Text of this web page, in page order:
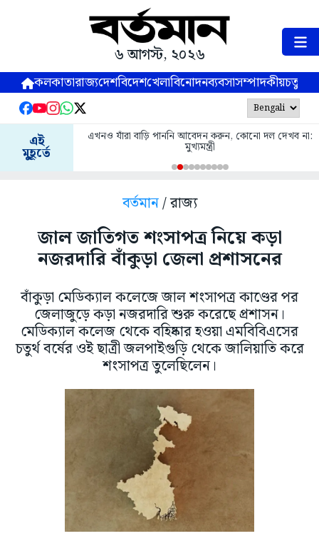
৬ আগস্ট, ২০২৬
কলকাতারাজ্যদেশবিদেশখেলাবিনোদনব্যবসাসম্পাদকীয়
এই
মুহূর্তে
এখনও যাঁরা বাড়ি পাননি আবেদন করুন, কোনো দল দেখব না:
মুখ্যমন্ত্রী
বর্তমান/ রাজ্য
জাল জাতিগত শংসাপত্র নিয়ে কড়া
নজরদারি বাঁকুড়া জেলা প্রশাসনের
বাঁকুড়া মেডিক্যাল কলেজে জাল শংসাপত্র কাণ্ডের পর
জেলাজুড়ে কড়া নজরদারি শুরু করেছে প্রশাসন।
মেডিক্যাল কলেজ থেকে বহিষ্কার হওয়া এমবিবিএসের
চতুর্থ বর্ষের ওই ছাত্রী জলপাইগুড়ি থেকে জালিয়াতি করে
শংসাপত্র তুলেছিলেন।